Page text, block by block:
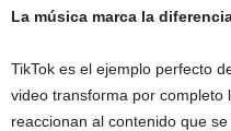
La música marca la
TikTok es el ejemplo perfecto
video transforma por completo
reaccionan al contenido que se